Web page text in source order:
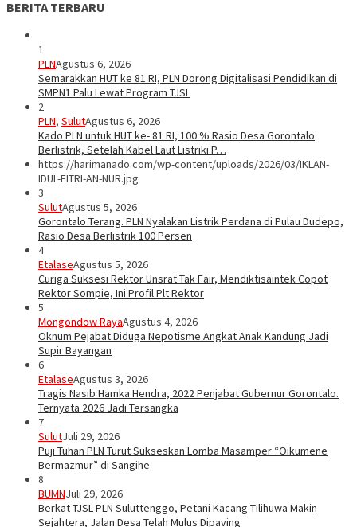
BERITA TERBARU
1
PLNAgustus 6, 2026
Semarakkan HUT ke 81 RI, PLN Dorong Digitalisasi Pendidikan di
SMPN1 Palu Lewat Program TJSL
2
PLN, SulutAgustus 6, 2026
Kado PLN untuk HUT ke- 81 RI, 100 % Rasio Desa Gorontalo
Berlistrik, Setelah Kabel Laut Listriki P…
https://harimanado.com/wp-content/uploads/2026/03/IKLAN-
IDUL-FITRI-AN-NUR.jpg
3
SulutAgustus 5, 2026
Gorontalo Terang. PLN Nyalakan Listrik Perdana di Pulau Dudepo,
Rasio Desa Berlistrik 100 Persen
4
EtalaseAgustus 5, 2026
Curiga Suksesi Rektor Unsrat Tak Fair, Mendiktisaintek Copot
Rektor Sompie, Ini Profil Plt Rektor
5
Mongondow RayaAgustus 4, 2026
Oknum Pejabat Diduga Nepotisme Angkat Anak Kandung Jadi
Supir Bayangan
6
EtalaseAgustus 3, 2026
Tragis Nasib Hamka Hendra, 2022 Penjabat Gubernur Gorontalo.
Ternyata 2026 Jadi Tersangka
7
SulutJuli 29, 2026
Puji Tuhan PLN Turut Sukseskan Lomba Masamper “Oikumene
Bermazmur” di Sangihe
8
BUMNJuli 29, 2026
Berkat TJSL PLN Suluttenggo, Petani Kacang Tilihuwa Makin
Sejahtera, Jalan Desa Telah Mulus Dipaving